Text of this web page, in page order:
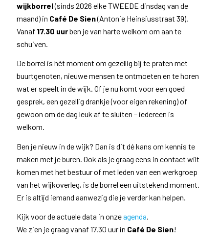
wijkborrel(sinds 2026 elke TWEEDE dinsdag van de
maand) in Café De Sien(Antonie Heinsiusstraat 39).
Vanaf 17.30 uurben je van harte welkom om aan te
schuiven.
De borrel is hét moment om gezellig bij te praten met
buurtgenoten, nieuwe mensen te ontmoeten en te horen
wat er speelt in de wijk. Of je nu komt voor een goed
gesprek, een gezellig drankje (voor eigen rekening) of
gewoon om de dag leuk af te sluiten – iedereen is
welkom.
Ben je nieuw in de wijk? Dan is dit dé kans om kennis te
maken met je buren. Ook als je graag eens in contact wilt
komen met het bestuur of met leden van een werkgroep
van het wijkoverleg, is de borrel een uitstekend moment.
Er is altijd iemand aanwezig die je verder kan helpen.
Kijk voor de actuele data in onzeagenda.
We zien je graag vanaf 17.30 uur in Café De Sien!